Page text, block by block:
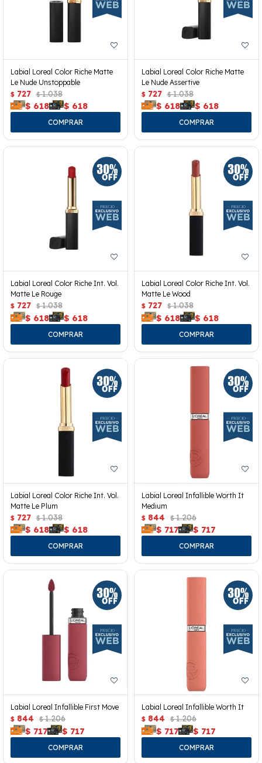
Labial Loreal Color Riche Matte
Le Nude Unstoppable
$ 727 $ 1.038
$ 618 $ 618
Labial Loreal Color Riche Matte
Le Nude Assertive
$ 727 $ 1.038
$ 618 $ 618
Labial Loreal Color Riche Int. Vol.
Matte Le Rouge
$ 727 $ 1.038
$ 618 $ 618
Labial Loreal Color Riche Int. Vol.
Matte Le Wood
$ 727 $ 1.038
$ 618 $ 618
Labial Loreal Color Riche Int. Vol.
Matte Le Plum
$ 727 $ 1.038
$ 618 $ 618
Labial Loreal Infallible Worth It
Medium
$ 844 $ 1.206
$ 717 $ 717
Labial Loreal Infallible First Move
$ 844 $ 1.206
$ 717 $ 717
Labial Loreal Infallible Worth It
$ 844 $ 1.206
$ 717 $ 717